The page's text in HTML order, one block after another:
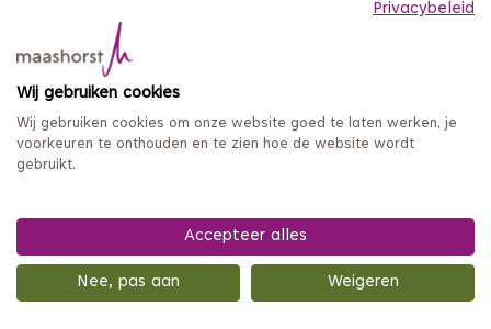
Privacybeleid
Wij gebruiken cookies
Wij gebruiken cookies om onze website goed te laten werken, je
voorkeuren te onthouden en te zien hoe de website wordt
gebruikt.
Accepteer alles
Nee, pas aan Weigeren
Archiefweb(Deze link gaat naar een andere website)
Coordinated Vulnerability Disclosure
Mijn loket
Privacy en persoonsgegevens
Toegankelijkheidsverklaring